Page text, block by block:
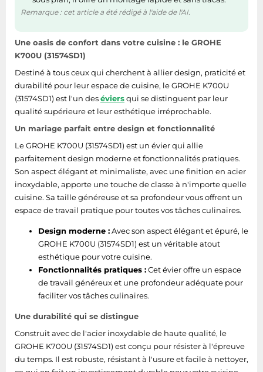
Remarque : cet article a été rédigé à l'aide de l'AI.
Une oasis de confort dans votre cuisine : le GROHE
K700U (31574SD1)
Destiné à tous ceux qui cherchent à allier design, praticité et
durabilité pour leur espace de cuisine, le GROHE K700U
(31574SD1) est l'un deséviersqui se distinguent par leur
qualité supérieure et leur esthétique irréprochable.
Un mariage parfait entre design et fonctionnalité
Le GROHE K700U (31574SD1) est un évier qui allie
parfaitement design moderne et fonctionnalités pratiques.
Son aspect élégant et minimaliste, avec une finition en acier
inoxydable, apporte une touche de classe à n'importe quelle
cuisine. Sa taille généreuse et sa profondeur vous offrent un
espace de travail pratique pour toutes vos tâches culinaires.
Design moderne :Avec son aspect élégant et épuré, le
GROHE K700U (31574SD1) est un véritable atout
esthétique pour votre cuisine.
Fonctionnalités pratiques :Cet évier offre un espace
de travail généreux et une profondeur adéquate pour
faciliter vos tâches culinaires.
Une durabilité qui se distingue
Construit avec de l'acier inoxydable de haute qualité, le
GROHE K700U (31574SD1) est conçu pour résister à l'épreuve
du temps. Il est robuste, résistant à l'usure et facile à nettoyer,